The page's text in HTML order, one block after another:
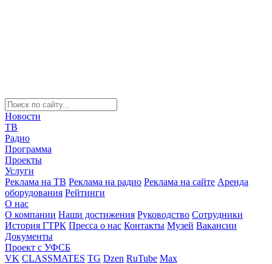
Новости
ТВ
Радио
Программа
Проекты
Услуги
Реклама на ТВ Реклама на радио Реклама на сайте Аренда
оборудования Рейтинги
О нас
О компании Наши достижения Руководство Сотрудники
История ГТРК Пресса о нас Контакты Музей Вакансии
Документы
Проект с УФСБ
VK CLASSMATES TG Dzen RuTube Max